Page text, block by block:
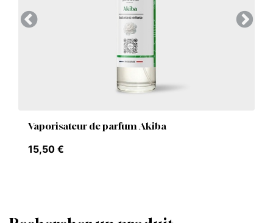
Vaporisateur de parfum Akiba
15,50 €
Précedent